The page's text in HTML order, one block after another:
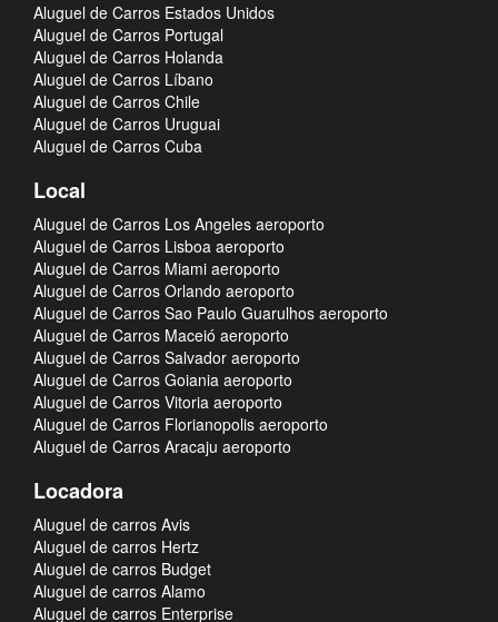
Aluguel de Carros Estados Unidos
Aluguel de Carros Portugal
Aluguel de Carros Holanda
Aluguel de Carros Líbano
Aluguel de Carros Chile
Aluguel de Carros Uruguai
Aluguel de Carros Cuba
Local
Aluguel de Carros Los Angeles aeroporto
Aluguel de Carros Lisboa aeroporto
Aluguel de Carros Miami aeroporto
Aluguel de Carros Orlando aeroporto
Aluguel de Carros Sao Paulo Guarulhos aeroporto
Aluguel de Carros Maceió aeroporto
Aluguel de Carros Salvador aeroporto
Aluguel de Carros Goiania aeroporto
Aluguel de Carros Vitoria aeroporto
Aluguel de Carros Florianopolis aeroporto
Aluguel de Carros Aracaju aeroporto
Locadora
Aluguel de carros Avis
Aluguel de carros Hertz
Aluguel de carros Budget
Aluguel de carros Alamo
Aluguel de carros Enterprise